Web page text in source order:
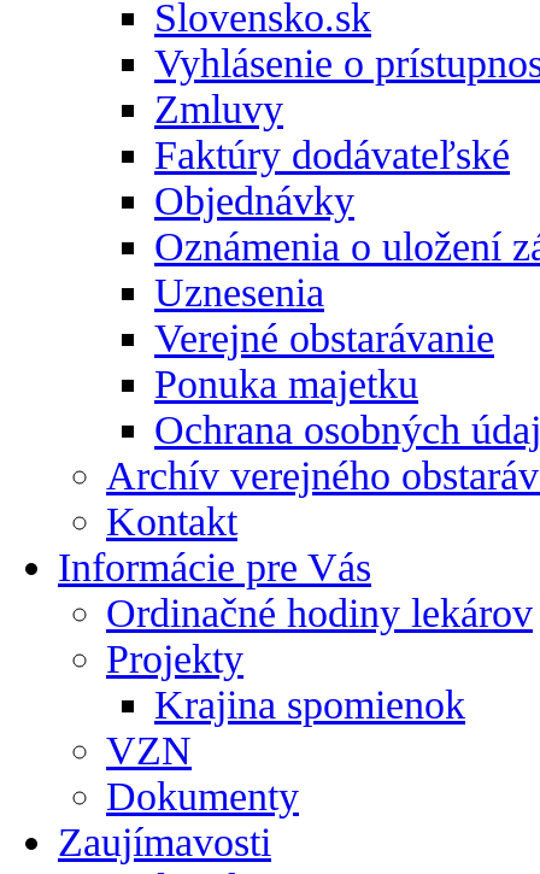
Slovensko.sk
Vyhlásenie o
Zmluvy
Faktúry dodávateľské
Objednávky
Oznámenia o uložení
Uznesenia
Verejné obstarávanie
Ponuka majetku
Ochrana osobných
Archív verejného
Kontakt
Informácie pre Vás
Ordinačné hodiny lekárov
Projekty
Krajina spomienok
VZN
Dokumenty
Zaujímavosti